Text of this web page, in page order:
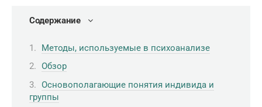
Содержание
Методы, используемые в психоанализе
Обзор
Основополагающие понятия индивида и
группы